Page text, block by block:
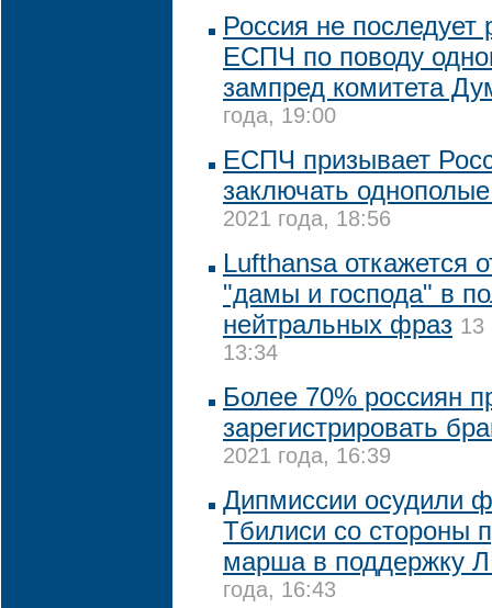
Россия не последует
ЕСПЧ по поводу
зампред комитета
года, 19:00
ЕСПЧ призывает
заключать
2021 года, 18:56
Lufthansa откажется
"дамы и господа" в
нейтральных фраз 13
13:34
Более 70% россиян
зарегистрировать
2021 года, 16:39
Дипмиссии осудили
Тбилиси со стороны
марша в поддержку
года, 16:43